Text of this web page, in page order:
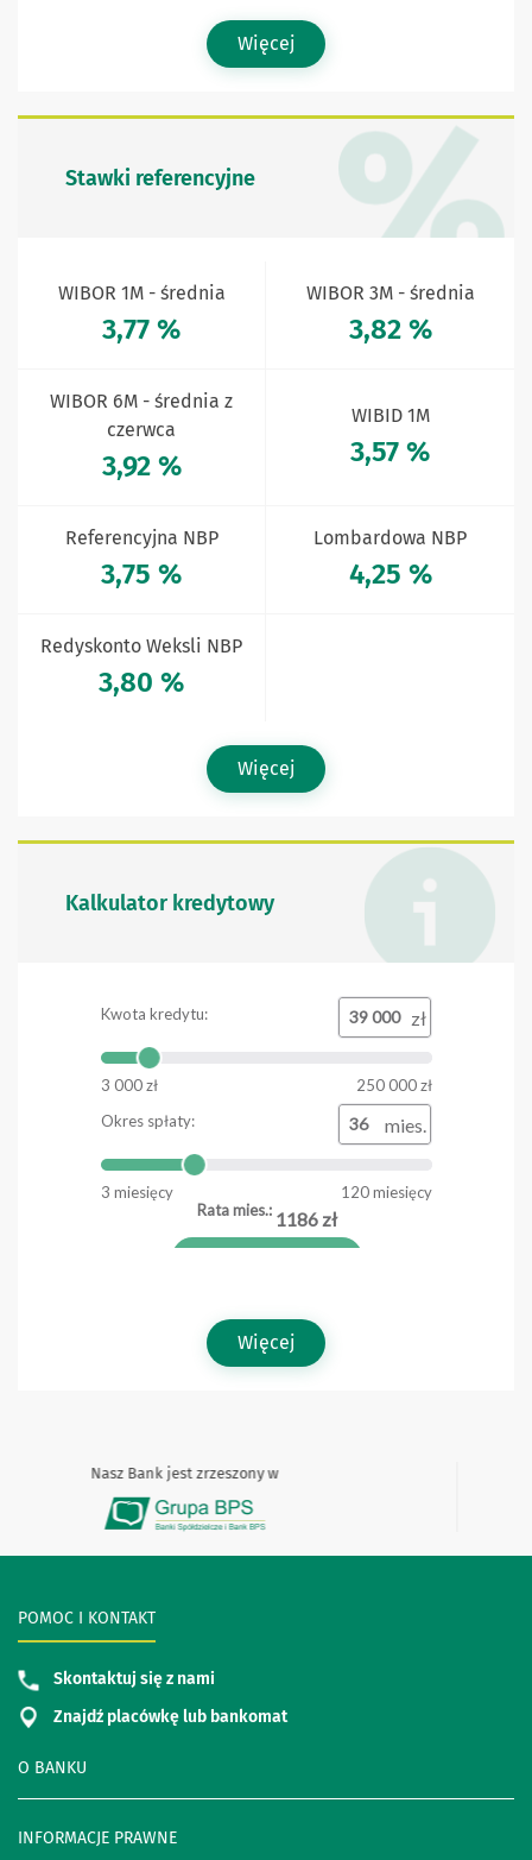
Więcej
Stawki referencyjne
WIBOR 1M - średnia
3,77 %
WIBOR 3M - średnia
3,82 %
WIBOR 6M - średnia z
czerwca
3,92 %
WIBID 1M
3,57 %
Referencyjna NBP
3,75 %
Lombardowa NBP
4,25 %
Redyskonto Weksli NBP
3,80 %
Więcej
Kalkulator kredytowy
Więcej
Nasz Bank jest zrzeszony w
O BANKU
INFORMACJE PRAWNE
POMOC I KONTAKT
Skontaktuj się z nami
Znajdź placówkę lub bankomat